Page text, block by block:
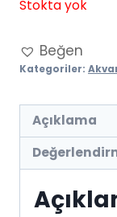
Stokta yok
Beğen
Kategoriler:
Açıklama